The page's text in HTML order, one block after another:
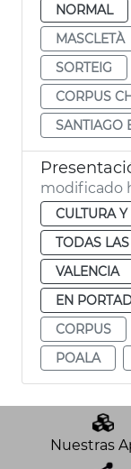
NORMAL
MASCLETÀ
SORTEIG
CORPUS
SANTIAGO
modificado
CULTURA
TODAS
VALENCIA
EN
CORPUS
POALA
Nuestras